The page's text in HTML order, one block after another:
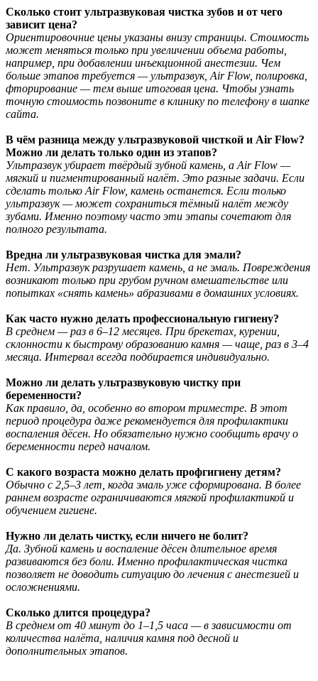
Сколько стоит ультразвуковая чистка зубов и от чего
зависит цена?
Ориентировочние цены указаны внизу страницы. Стоимость
может меняться только при увеличении объема работы,
например, при добавлении инъекционной анестезии. Чем
больше этапов требуется — ультразвук, Air Flow, полировка,
фторирование — тем выше итоговая цена. Чтобы узнать
точную стоимость позвоните в клинику по телефону в шапке
сайта.
В чём разница между ультразвуковой чисткой и Air Flow?
Можно ли делать только один из этапов?
Ультразвук убирает твёрдый зубной камень, а Air Flow —
мягкий и пигментированный налёт. Это разные задачи. Если
сделать только Air Flow, камень останется. Если только
ультразвук — может сохраниться тёмный налёт между
зубами. Именно поэтому часто эти этапы сочетают для
полного результата.
Вредна ли ультразвуковая чистка для эмали?
Нет. Ультразвук разрушает камень, а не эмаль. Повреждения
возникают только при грубом ручном вмешательстве или
попытках «снять камень» абразивами в домашних условиях.
Как часто нужно делать профессиональную гигиену?
В среднем — раз в 6–12 месяцев. При брекетах, курении,
склонности к быстрому образованию камня — чаще, раз в 3–4
месяца. Интервал всегда подбирается индивидуально.
Можно ли делать ультразвуковую чистку при
беременности?
Как правило, да, особенно во втором триместре. В этот
период процедура даже рекомендуется для профилактики
воспаления дёсен. Но обязательно нужно сообщить врачу о
беременности перед началом.
С какого возраста можно делать профгигиену детям?
Обычно с 2,5–3 лет, когда эмаль уже сформирована. В более
раннем возрасте ограничиваются мягкой профилактикой и
обучением гигиене.
Нужно ли делать чистку, если ничего не болит?
Да. Зубной камень и воспаление дёсен длительное время
развиваются без боли. Именно профилактическая чистка
позволяет не доводить ситуацию до лечения с анестезией и
осложнениями.
Сколько длится процедура?
В среднем от 40 минут до 1–1,5 часа — в зависимости от
количества налёта, наличия камня под десной и
дополнительных этапов.